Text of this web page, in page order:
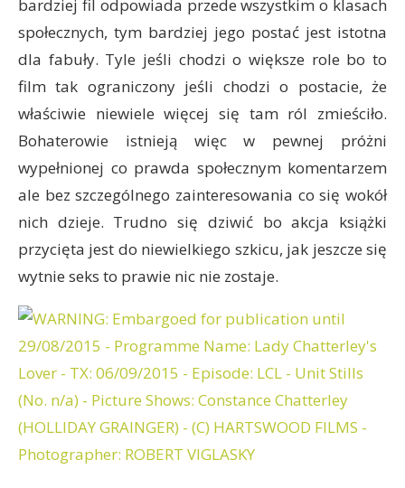
bardziej fil odpowiada przede wszystkim o klasach
społecznych, tym bardziej jego postać jest istotna
dla fabuły. Tyle jeśli chodzi o większe role bo to
film tak ograniczony jeśli chodzi o postacie, że
właściwie niewiele więcej się tam ról zmieściło.
Bohaterowie istnieją więc w pewnej próżni
wypełnionej co prawda społecznym komentarzem
ale bez szczególnego zainteresowania co się wokół
nich dzieje. Trudno się dziwić bo akcja książki
przycięta jest do niewielkiego szkicu, jak jeszcze się
wytnie seks to prawie nic nie zostaje.